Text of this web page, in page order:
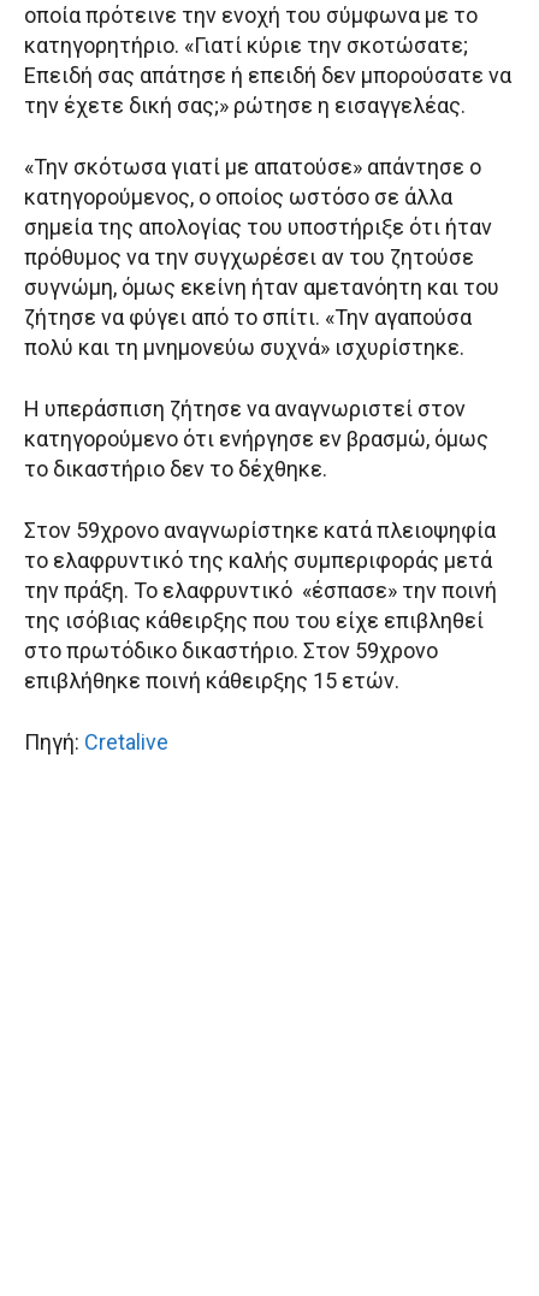
οποία πρότεινε την ενοχή του σύμφωνα με το
κατηγορητήριο. «Γιατί κύριε την σκοτώσατε;
Επειδή σας απάτησε ή επειδή δεν μπορούσατε να
την έχετε δική σας;» ρώτησε η εισαγγελέας.
«Την σκότωσα γιατί με απατούσε» απάντησε ο
κατηγορούμενος, ο οποίος ωστόσο σε άλλα
σημεία της απολογίας του υποστήριξε ότι ήταν
πρόθυμος να την συγχωρέσει αν του ζητούσε
συγνώμη, όμως εκείνη ήταν αμετανόητη και του
ζήτησε να φύγει από το σπίτι. «Την αγαπούσα
πολύ και τη μνημονεύω συχνά» ισχυρίστηκε.
Η υπεράσπιση ζήτησε να αναγνωριστεί στον
κατηγορούμενο ότι ενήργησε εν βρασμώ, όμως
το δικαστήριο δεν το δέχθηκε.
Στον 59χρονο αναγνωρίστηκε κατά πλειοψηφία
το ελαφρυντικό της καλής συμπεριφοράς μετά
την πράξη. Το ελαφρυντικό «έσπασε» την ποινή
της ισόβιας κάθειρξης που του είχε επιβληθεί
στο πρωτόδικο δικαστήριο. Στον 59χρονο
επιβλήθηκε ποινή κάθειρξης 15 ετών.
Πηγή: Cretalive